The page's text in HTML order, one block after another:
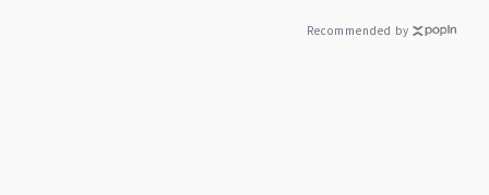
Recommended by